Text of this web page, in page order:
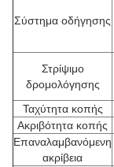
Σύστημα οδήγησης
Στρίψιμο
δρομολόγησης
Ταχύτητα κοπής
Ακριβότητα κοπής
Επαναλαμβανόμενη
ακρίβεια